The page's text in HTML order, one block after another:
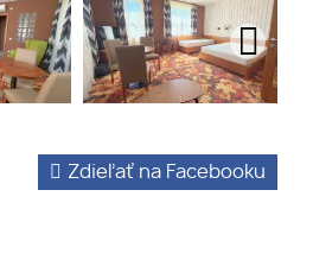
Zdieľať na Facebooku